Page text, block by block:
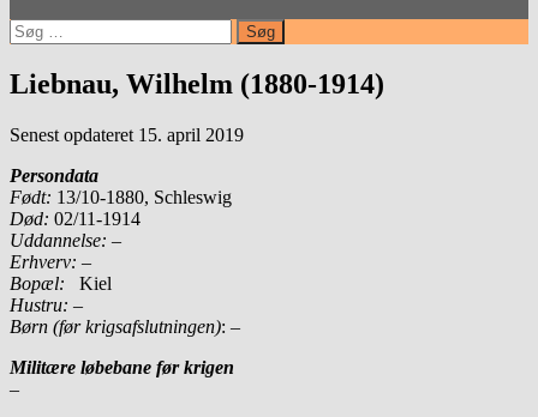
Søg
efter:
Liebnau, Wilhelm (1880-1914)
Senest opdateret 15. april 2019
Persondata
Født: 13/10-1880, Schleswig
Død: 02/11-1914
Uddannelse: –
Erhverv: –
Bopæl: Kiel
Hustru: –
Børn (før krigsafslutningen): –
Militære løbebane før krigen
–